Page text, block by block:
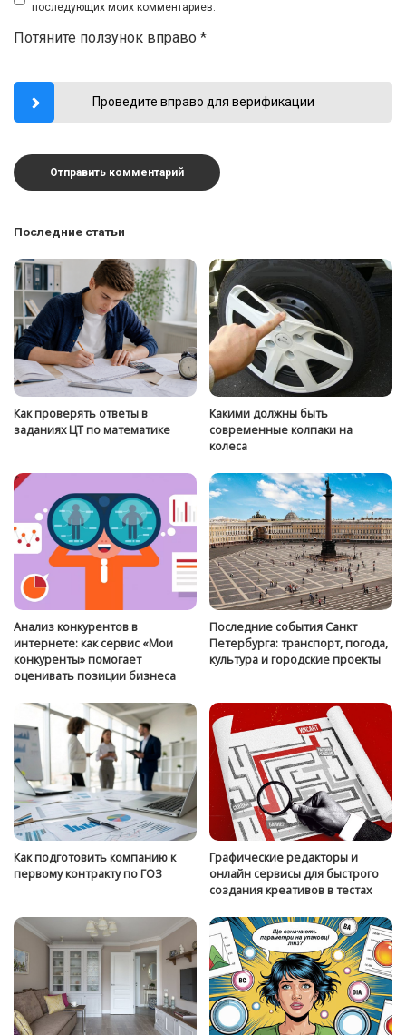
последующих моих комментариев.
Потяните ползунок вправо *
Проведите вправо для верификации
Последние статьи
Как проверять ответы в
заданиях ЦТ по математике
Какими должны быть
современные колпаки на
колеса
Анализ конкурентов в
интернете: как сервис «Мои
конкуренты» помогает
оценивать позиции бизнеса
Последние события Санкт
Петербурга: транспорт, погода,
культура и городские проекты
Как подготовить компанию к
первому контракту по ГОЗ
Графические редакторы и
онлайн сервисы для быстрого
создания креативов в тестах